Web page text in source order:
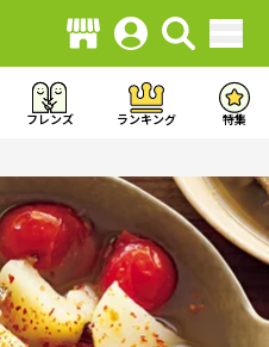
フレンズ ランキング 特集